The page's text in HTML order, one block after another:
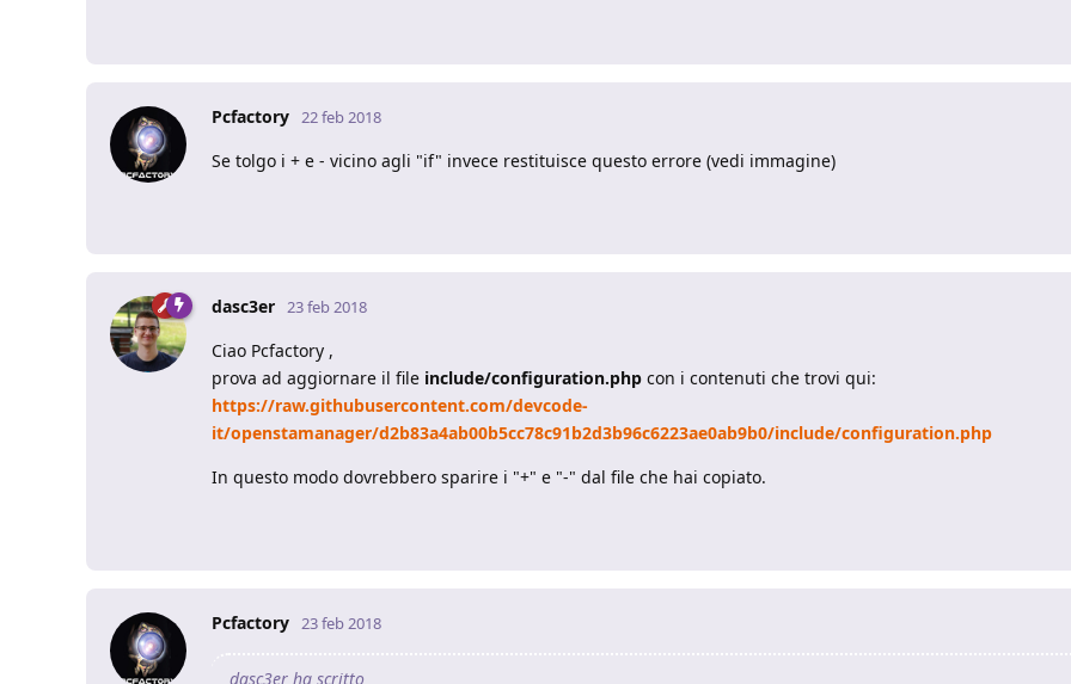
Pcfactory 22 feb 2018
Se tolgo i + e - vicino agli "if" invece restituisce questo errore (vedi immagine)
dasc3er 23 feb 2018
Ciao Pcfactory ,
prova ad aggiornare il file include/configuration.php con i contenuti che trovi qui:
https://raw.githubusercontent.com/devcode-
it/openstamanager/d2b83a4ab00b5cc78c91b2d3b96c6223ae0ab9b0/include/configuration.php
In questo modo dovrebbero sparire i "+" e "-" dal file che hai copiato.
Pcfactory 23 feb 2018
dasc3er ha scritto